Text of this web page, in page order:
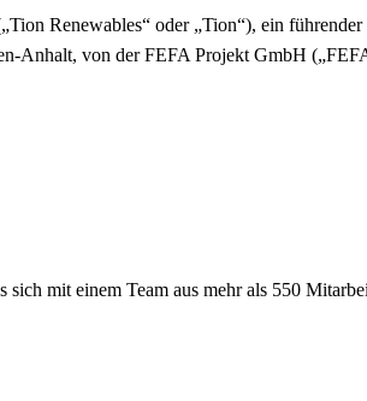
Renewables“ oder „Tion“), ein
Anhalt, von der FEFA Projekt GmbH
mit einem Team aus mehr als 550